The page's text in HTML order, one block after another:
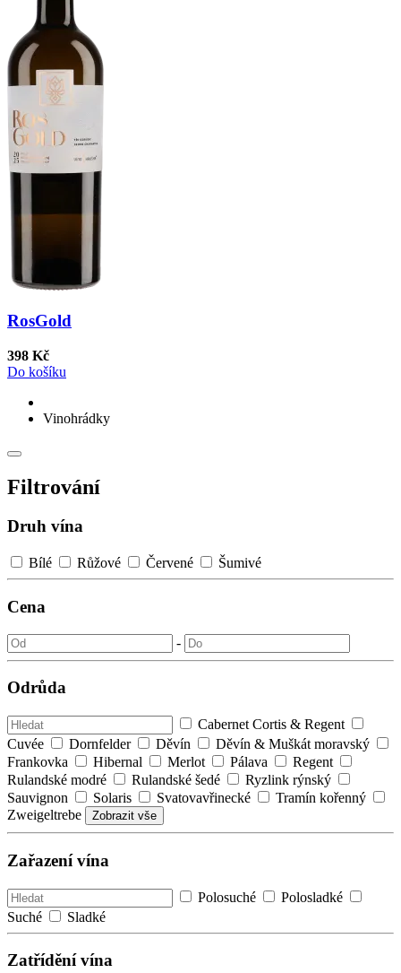
RosGold
398 Kč
Do košíku
Vinohrádky
Filtrování
Druh vína
Bílé Růžové Červené Šumivé
Cena
-
Odrůda
Cabernet Cortis & Regent
Cuvée
Dornfelder Děvín
Děvín & Muškát moravský
Frankovka
Hibernal Merlot Pálava
Regent
Rulandské modré
Rulandské šedé
Ryzlink rýnský
Sauvignon
Solaris Svatovavřinecké
Tramín kořenný
Zweigeltrebe
Zobrazit vše
Zařazení vína
Polosuché
Polosladké
Suché
Sladké
Zatřídění vína